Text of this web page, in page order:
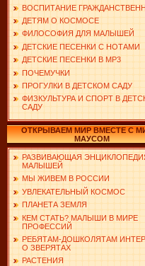
ВОСПИТАНИЕ
ДЕТЯМ О КОСМОСЕ
ФИЛОСОФИЯ ДЛЯ МАЛЫШЕЙ
ДЕТСКИЕ ПЕСЕНКИ С НОТАМИ
ДЕТСКИЕ ПЕСЕНКИ В MP3
ПОЧЕМУЧКИ
ПРОГУЛКИ В ДЕТСКОМ САДУ
ФИЗКУЛЬТУРА И СПОРТ В
САДУ
ОТКРЫВАЕМ МИР ВМЕСТЕ С
МАУСОМ
РАЗВИВАЮЩАЯ
МАЛЫШЕЙ
МЫ ЖИВЕМ В РОССИИ
УВЛЕКАТЕЛЬНЫЙ КОСМОС
ПЛАНЕТА ЗЕМЛЯ
КЕМ СТАТЬ? МАЛЫШИ В МИРЕ
ПРОФЕССИЙ
РЕБЯТАМ-ДОШКОЛЯТАМ
О ЗВЕРЯТАХ
РАСТЕНИЯ